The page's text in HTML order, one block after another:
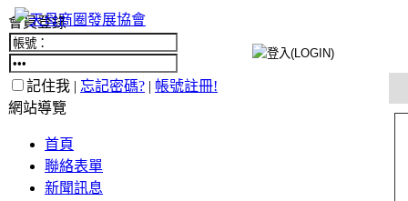
會員登錄
記住我 | 忘記密碼? | 帳號註冊!
網站導覽
首頁
聯絡表單
新聞訊息